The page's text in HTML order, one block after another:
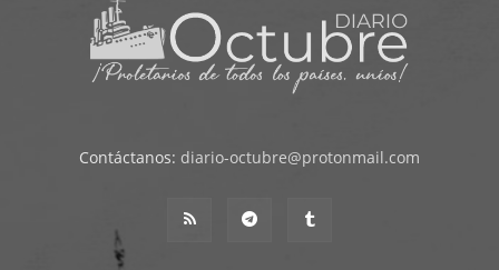
Contáctanos: diario-octubre@protonmail.com